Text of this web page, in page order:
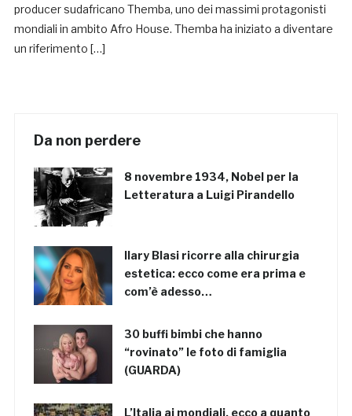
producer sudafricano Themba, uno dei massimi protagonisti
mondiali in ambito Afro House. Themba ha iniziato a diventare
un riferimento […]
Da non perdere
8 novembre 1934, Nobel per la
Letteratura a Luigi Pirandello
Ilary Blasi ricorre alla chirurgia
estetica: ecco come era prima e
com’è adesso…
30 buffi bimbi che hanno
“rovinato” le foto di famiglia
(GUARDA)
L’Italia ai mondiali, ecco a quanto